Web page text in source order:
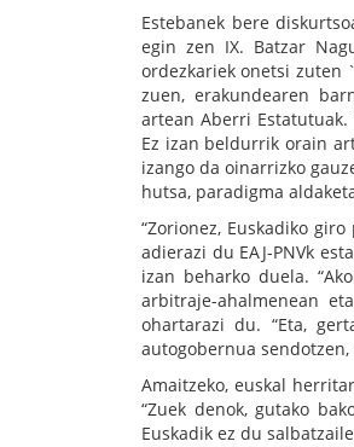
Estebanek bere
egin zen IX. Batzar
ordezkariek onetsi zuten
zuen, erakundearen
artean Aberri
Ez izan beldurrik orain
izango da oinarrizko
hutsa, paradigma
“Zorionez, Euskadiko
adierazi du EAJ-PNVk
izan beharko duela.
arbitraje-ahalmenean
ohartarazi du. “Eta,
autogobernua
Amaitzeko, euskal
“Zuek denok, gutako
Euskadik ez du